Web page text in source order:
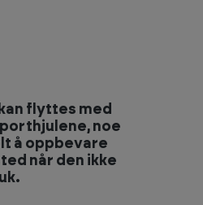
flyttes med
noe
å oppbevare
når den ikke